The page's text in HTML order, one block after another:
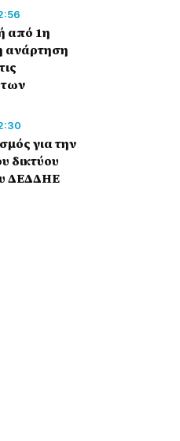
από 1η
ανάρτηση
των
για την
δικτύου
ΔΕΔΔΗΕ